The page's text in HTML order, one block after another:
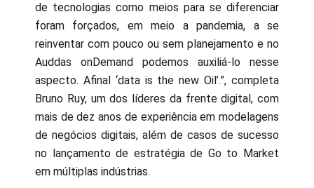
de tecnologias como meios para se diferenciar
foram forçados, em meio a pandemia, a se
reinventar com pouco ou sem planejamento e no
Auddas onDemand podemos auxiliá-lo nesse
aspecto. Afinal ‘data is the new Oil’.”, completa
Bruno Ruy, um dos líderes da frente digital, com
mais de dez anos de experiência em modelagens
de negócios digitais, além de casos de sucesso
no lançamento de estratégia de Go to Market
em múltiplas indústrias.